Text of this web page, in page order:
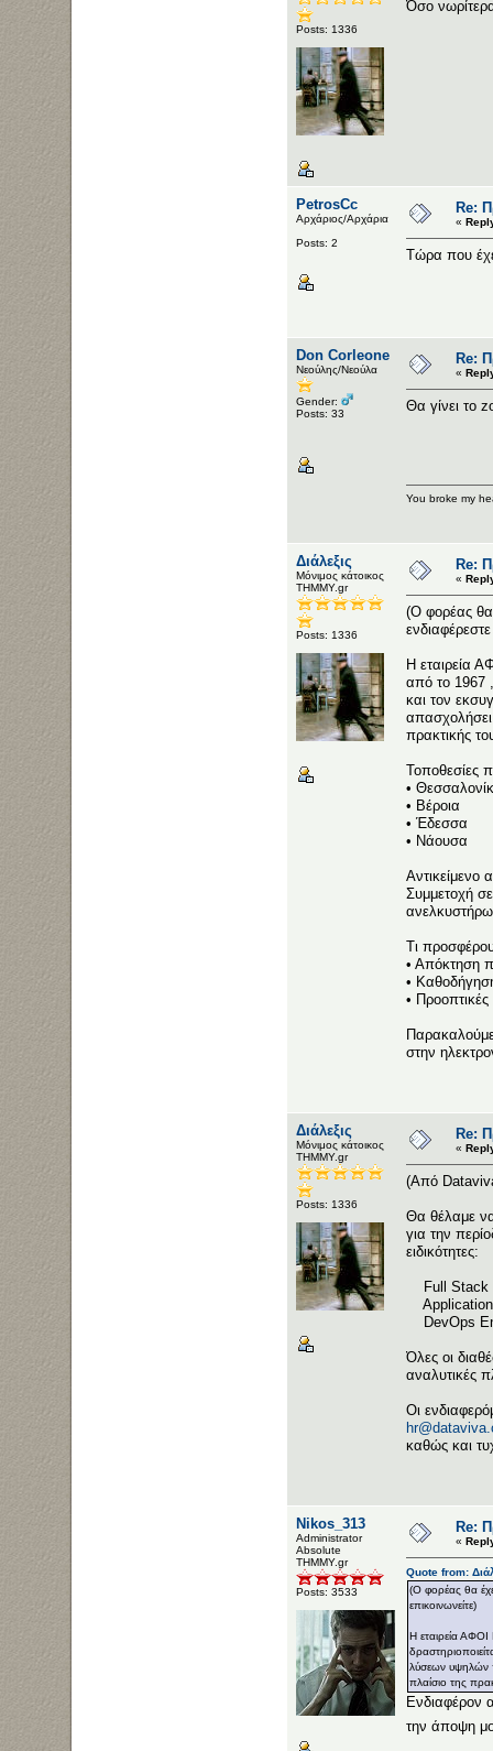
Posts: 1336
Όσο
PetrosCc
Αρχάριος/Αρχάρια
Posts: 2
Re:
«
Tώρα που
Don Corleone
Νεούλης/Νεούλα
Gender:
Posts: 33
Re:
«
Θα γίνει το
You broke my
Διάλεξις
Μόνιμος κάτοικος
ΤΗΜΜΥ.gr
Posts: 1336
Re:
«
(Ο φορέας θα
Η εταιρεία
από το 1967 ,
και τον
πρακτικής
Τοποθεσίες
•
• Βέροια
• Έδεσσα
• Νάουσα
Αντικείμενο
Συμμετοχή
Τι
• Απόκτηση
•
•
στην
Διάλεξις
Μόνιμος κάτοικος
ΤΗΜΜΥ.gr
Posts: 1336
Re:
«
(Από
Θα θέλαμε
για την
ειδικότητες:
Full Stack
Application
DevOps
Όλες οι
αναλυτικές
Οι
καθώς και
Nikos_313
Administrator
Αbsolute
ΤΗΜΜΥ.gr
Posts: 3533
Re:
«
Quote from:
(Ο φορέας θα
επικοινωνείτε)
Η εταιρεία
λύσεων υψηλών
πλαίσιο της
Ενδιαφέρον
την άποψη